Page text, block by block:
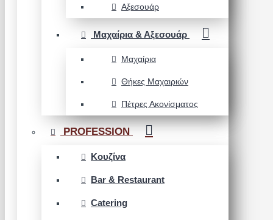
Αξεσουάρ
Μαχαίρια & Αξεσουάρ
Μαχαίρια
Θήκες Μαχαιριών
Πέτρες Ακονίσματος
PROFESSION
Κουζίνα
Bar & Restaurant
Catering